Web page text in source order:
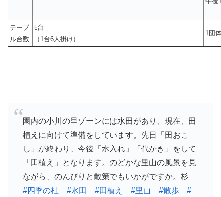
テーブ
ル台数
5台
（1台6人掛け）
1団
園内の小川の里ゾーンには水田があり、現在、田
植えに向けて準備をしています。先日「田おこ
し」が終わり、今後「水入れ」「代かき」をして
「田植え」となります。のどかな里山の風景を見
ながら、のんびりと散策でもいかがですか。杉
#四季の杜
#水田 #田植え #里山 #散歩 #